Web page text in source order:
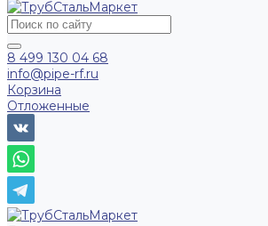
8 499 130 04 68
info@pipe-rf.ru
Корзина
Отложенные